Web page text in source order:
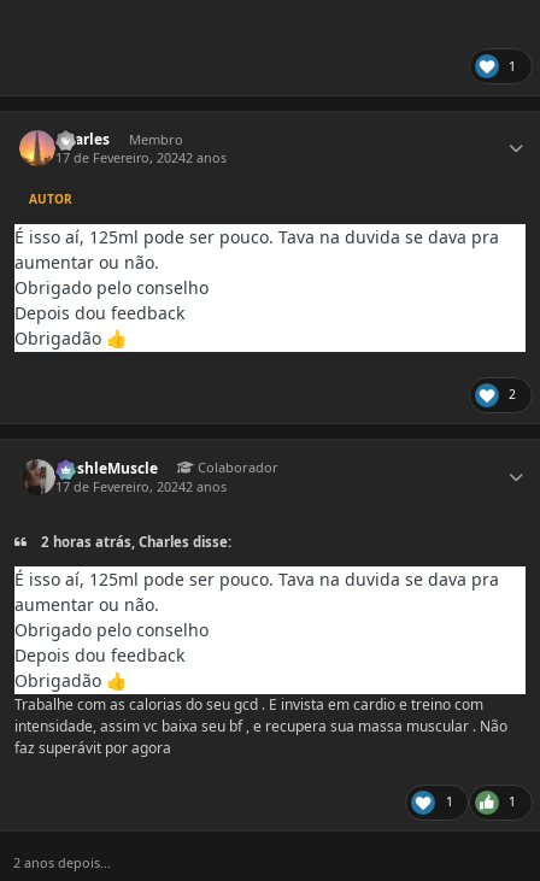
1
Charles
Membro
17 de Fevereiro, 20242 anos
AUTOR
É isso aí, 125ml pode ser pouco. Tava na duvida se dava pra
aumentar ou não.
Obrigado pelo conselho
Depois dou feedback
Obrigadão 👍
2
MashleMuscle
Colaborador
17 de Fevereiro, 20242 anos
2 horas atrás, Charles disse:
É isso aí, 125ml pode ser pouco. Tava na duvida se dava pra
aumentar ou não.
Obrigado pelo conselho
Depois dou feedback
Obrigadão 👍
Trabalhe com as calorias do seu gcd . E invista em cardio e treino com
intensidade, assim vc baixa seu bf , e recupera sua massa muscular . Não
faz superávit por agora
1 1
2 anos depois...